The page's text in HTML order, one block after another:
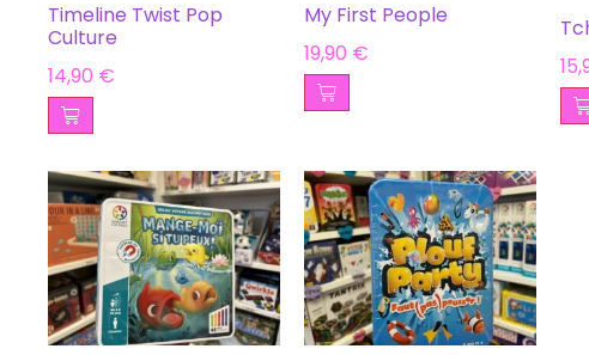
Timeline Twist Pop
Culture
14,90 €
My First People
19,90 €